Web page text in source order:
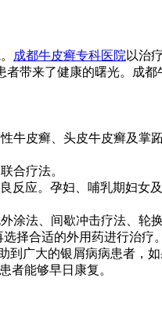
成都牛皮癣专科医院 以治
带来了健康的曙光。成
牛皮癣、头皮牛皮癣及掌
合疗法。
反应。孕妇、哺乳期妇女
法、间歇冲击疗法、轮
择合适的外用药进行治疗。
到广大的银屑病病患者，
者能够早日康复。